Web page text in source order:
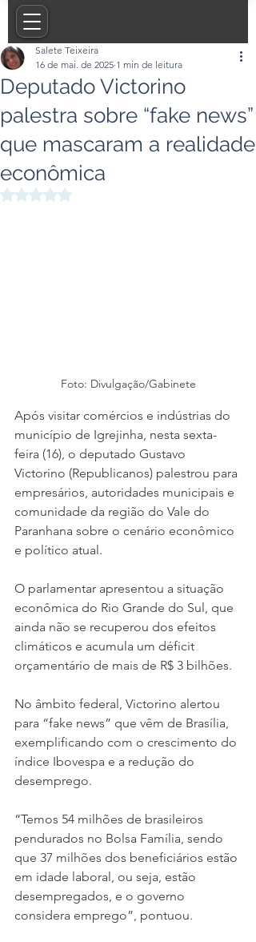
Deputado Victorino
palestra sobre “fake news”
que mascaram a realidade
econômica
Salete Teixeira
16 de mai. de 2025 1 min de leitura
Avaliado com NaN de 5 estrelas.
Foto: Divulgação/Gabinete
Após visitar comércios e indústrias do
município de Igrejinha, nesta sexta-
feira (16), o deputado Gustavo
Victorino (Republicanos) palestrou para
empresários, autoridades municipais e
comunidade da região do Vale do
Paranhana sobre o cenário econômico
e político atual.
O parlamentar apresentou a situação
econômica do Rio Grande do Sul, que
ainda não se recuperou dos efeitos
climáticos e acumula um déficit
orçamentário de mais de R$ 3 bilhões.
No âmbito federal, Victorino alertou
para “fake news” que vêm de Brasília,
exemplificando com o crescimento do
índice Ibovespa e a redução do
desemprego.
“Temos 54 milhões de brasileiros
pendurados no Bolsa Família, sendo
que 37 milhões dos beneficiários estão
em idade laboral, ou seja, estão
desempregados, e o governo
considera emprego”, pontuou.